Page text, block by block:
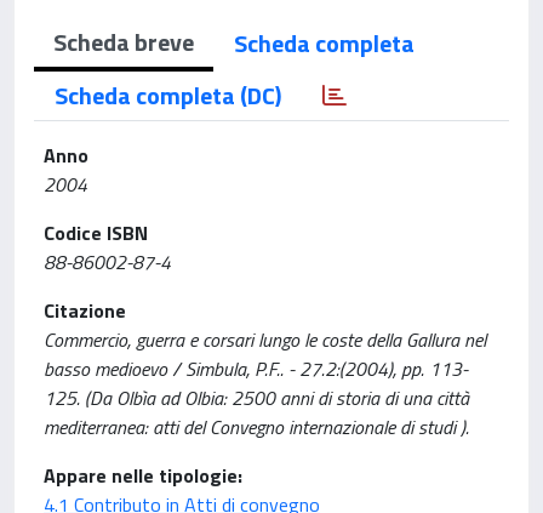
Scheda breve
Scheda completa
Scheda completa (DC)
Anno
2004
Codice ISBN
88-86002-87-4
Citazione
Commercio, guerra e corsari lungo le coste della Gallura nel
basso medioevo / Simbula, P.F.. - 27.2:(2004), pp. 113-
125. (Da Olbìa ad Olbia: 2500 anni di storia di una città
mediterranea: atti del Convegno internazionale di studi ).
Appare nelle tipologie:
4.1 Contributo in Atti di convegno